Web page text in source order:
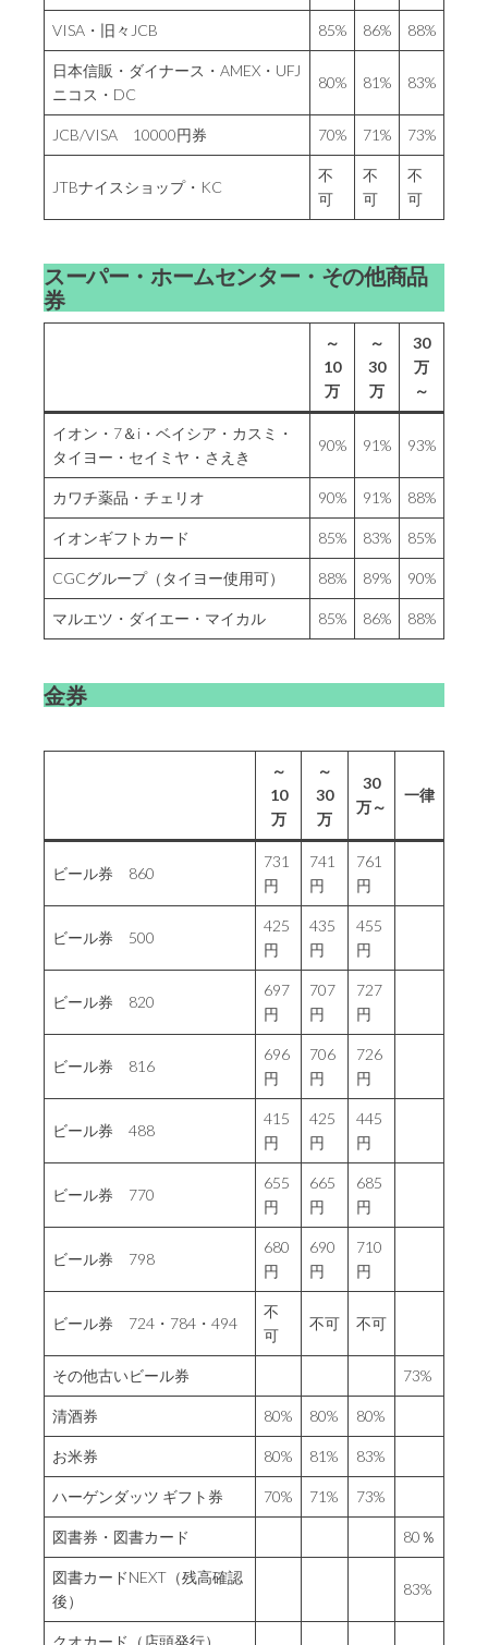
VISA・旧々JCB 85% 86% 88%
日本信販・ダイナース・AMEX・UFJ
ニコス・DC
80% 81% 83%
JCB/VISA 10000円券 70% 71% 73%
JTBナイスショップ・KC
不
可
不
可
不
可
スーパー・ホームセンター・その他商品
券
～
10
万
～
30
万
30
万
～
イオン・7＆i・ベイシア・カスミ・
タイヨー・セイミヤ・さえき
90% 91% 93%
カワチ薬品・チェリオ 90% 91% 88%
イオンギフトカード 85% 83% 85%
CGCグループ（タイヨー使用可） 88% 89% 90%
マルエツ・ダイエー・マイカル 85% 86% 88%
金券
～
10
万
～
30
万
30
万～
一律
ビール券 860
731
円
741
円
761
円
ビール券 500
425
円
435
円
455
円
ビール券 820
697
円
707
円
727
円
ビール券 816
696
円
706
円
726
円
ビール券 488
415
円
425
円
445
円
ビール券 770
655
円
665
円
685
円
ビール券 798
680
円
690
円
710
円
ビール券 724・784・494
不
可
不可 不可
その他古いビール券 73%
清酒券 80% 80% 80%
お米券 80% 81% 83%
ハーゲンダッツ ギフト券 70% 71% 73%
図書券・図書カード 80％
図書カードNEXT（残高確認
後）
83%
クオカード（店頭発行）